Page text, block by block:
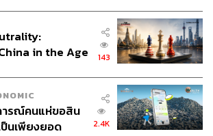
in the Age
143
ารณ์คนแห่ขอสิน
ป็นเพียงยอด
2.4K